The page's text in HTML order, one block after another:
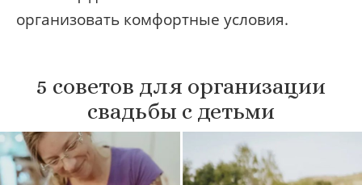
организовать комфортные условия.
5 советов для организации
свадьбы с детьми